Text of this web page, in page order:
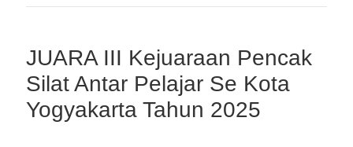
JUARA III Kejuaraan Pencak
Silat Antar Pelajar Se Kota
Yogyakarta Tahun 2025